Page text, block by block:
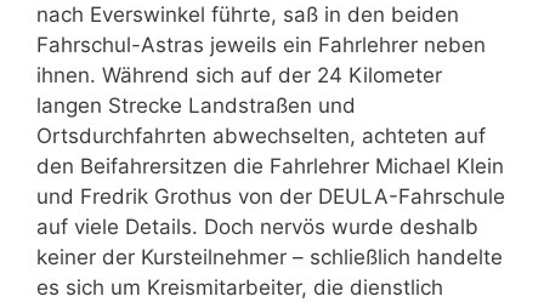
nach Everswinkel führte, saß in den beiden
Fahrschul-Astras jeweils ein Fahrlehrer neben
ihnen. Während sich auf der 24 Kilometer
langen Strecke Landstraßen und
Ortsdurchfahrten abwechselten, achteten auf
den Beifahrersitzen die Fahrlehrer Michael Klein
und Fredrik Grothus von der DEULA-Fahrschule
auf viele Details. Doch nervös wurde deshalb
keiner der Kursteilnehmer – schließlich handelte
es sich um Kreismitarbeiter, die dienstlich